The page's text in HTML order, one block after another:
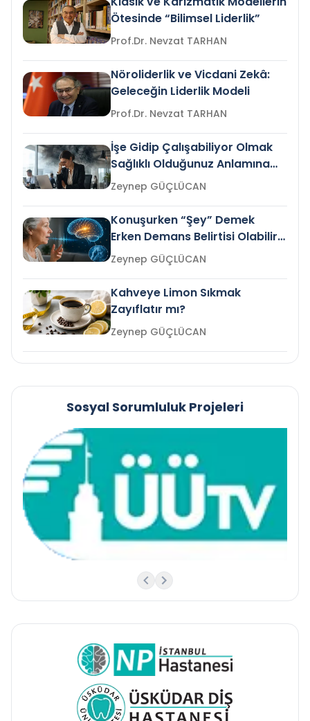
Ötesinde “Bilimsel Liderlik”
Prof.Dr. Nevzat TARHAN
Nöroliderlik ve Vicdani Zekâ:
Geleceğin Liderlik Modeli
Prof.Dr. Nevzat TARHAN
İşe Gidip Çalışabiliyor Olmak
Sağlıklı Olduğunuz Anlamına
Gelir mi?Zeynep GÜÇLÜCAN
Konuşurken “Şey” Demek
Erken Demans Belirtisi Olabilir
mi?
Zeynep GÜÇLÜCAN
Kahveye Limon Sıkmak
Zayıflatır mı?
Zeynep GÜÇLÜCAN
Sosyal Sorumluluk Projeleri